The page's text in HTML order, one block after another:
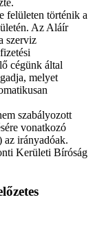
felületen történik a
Az Aláír
szerviz
cégünk által
melyet
szabályozott
vonatkozó
irányadóak.
Kerületi Bíróság